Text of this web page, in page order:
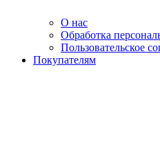
О нас
Обработка
Пользовательское
Покупателям